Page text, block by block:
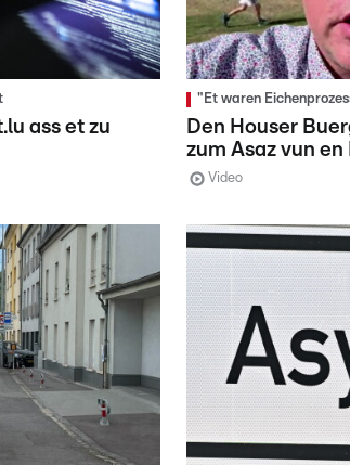
ass et zu
"Et waren
Den Houser
zum Asaz vun
Video